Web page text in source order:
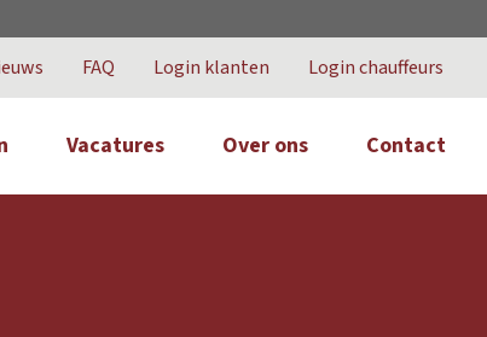
FAQ Login klanten Login chauffeurs
Vacatures Over ons Contact